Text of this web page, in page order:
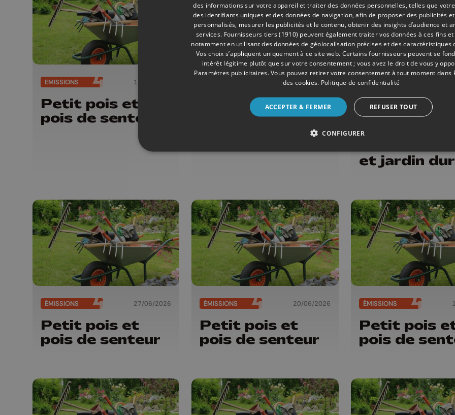
ÉMISSIONS 11/07/2026
Petit pois et
pois de senteur
04/07/2026
Petit pois et
pois de senteur
ENVIRONNEMENT
Journées
Fermes
Ouvertes :
et jardin
ÉMISSIONS 27/06/2026
Petit pois et
pois de senteur
ÉMISSIONS 20/06/2026
Petit pois et
pois de senteur
ÉMISSIONS
Petit pois
pois de
des informations sur votre appareil et traiter des données personnelles, telles que votre
des identifiants uniques et des données de navigation, afin de proposer des publicités
personnalisés, mesurer les publicités et le contenu, obtenir des insights d’audience et
services. Fournisseurs tiers (1910) peuvent également traiter vos données à ces fins et
notamment en utilisant des données de géolocalisation précises et des caractéristiques
Vos choix s’appliquent uniquement à ce site web. Certains fournisseurs peuvent se
intérêt légitime plutôt que sur votre consentement ; vous avez le droit de vous y
Paramètres publicitaires. Vous pouvez retirer votre consentement à tout moment dans
des cookies. Politique de confidentialité
ACCEPTER & FERMER REFUSER TOUT
CONFIGURER